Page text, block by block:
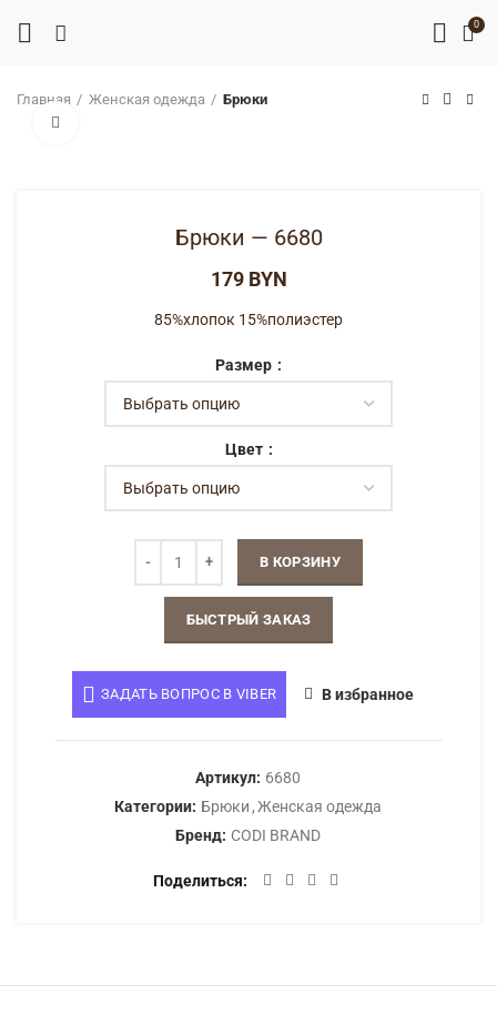
0
Главная Женская одежда
Брюки
Брюки — 6680
BYN
85%хлопок 15%полиэстер
Размер
Цвет
В КОРЗИНУ
БЫСТРЫЙ ЗАКАЗ
ЗАДАТЬ ВОПРОС В VIBER В избранное
Артикул: 6680
Категории: Брюки ,Женская одежда
Бренд: CODI BRAND
Поделиться